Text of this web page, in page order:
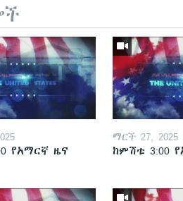
የአማርኛ ዜና
ማርች 27, 2025
ከምሽቱ 3:00